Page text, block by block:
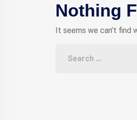
Nothing
It seems we can’t find